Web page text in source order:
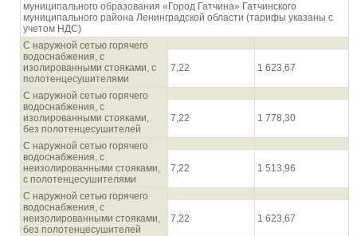
муниципального образования «Город Гатчина» Гатчинского
муниципального района Ленинградской области (тарифы указаны с
учетом НДС)
С наружной сетью горячего
водоснабжения, с
изолированными стояками, с
полотенцесушителями
7,22 1 623,67
С наружной сетью горячего
водоснабжения, с
изолированными стояками,
без полотенцесушителей
7,22 1 778,30
С наружной сетью горячего
водоснабжения, с
неизолированными стояками,
с полотенцесушителями
7,22 1 513,96
С наружной сетью горячего
водоснабжения, с
неизолированными стояками,
без полотенцесушителей
7,22 1 623,67